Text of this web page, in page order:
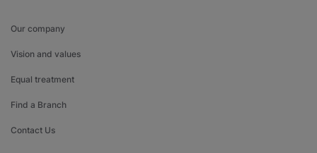
Our company
Vision and values
Equal treatment
Find a Branch
Contact Us